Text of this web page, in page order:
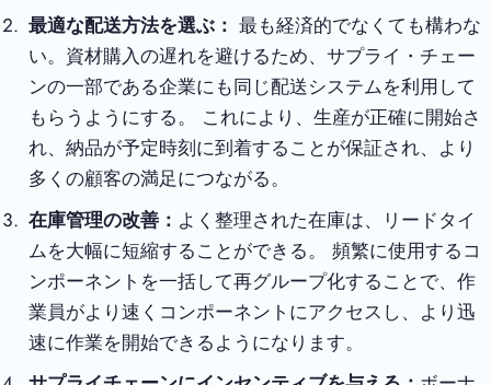
最適な配送方法を選ぶ：最も経済的でなくても構わな
い。資材購入の遅れを避けるため、サプライ・チェー
ンの一部である企業にも同じ配送システムを利用して
もらうようにする。 これにより、生産が正確に開始さ
れ、納品が予定時刻に到着することが保証され、より
多くの顧客の満足につながる。
在庫管理の改善： よく整理された在庫は、リードタイ
ムを大幅に短縮することができる。 頻繁に使用するコ
ンポーネントを一括して再グループ化することで、作
業員がより速くコンポーネントにアクセスし、より迅
速に作業を開始できるようになります。